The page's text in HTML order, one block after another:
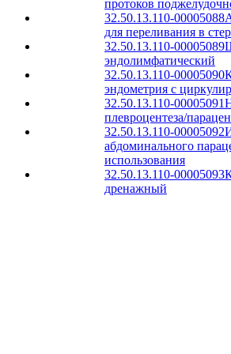
протоков
32.50.13.110-00005088
для переливания в
32.50.13.110-00005089
эндолимфатический
32.50.13.110-00005090
эндометрия с
32.50.13.110-00005091
плевроцентеза/
32.50.13.110-00005092
абдоминального
использования
32.50.13.110-00005093
дренажный